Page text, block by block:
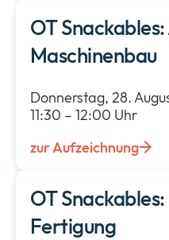
OT
Maschinenbau
Donnerstag, 28.
11:30 – 12:00 Uhr
zur Aufzeichnung
OT
Fertigung